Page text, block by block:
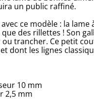
un public raffiné.
ce modèle : la
des rillettes ! Son
trancher. Ce petit
dont les lignes
10 mm
2,5 mm